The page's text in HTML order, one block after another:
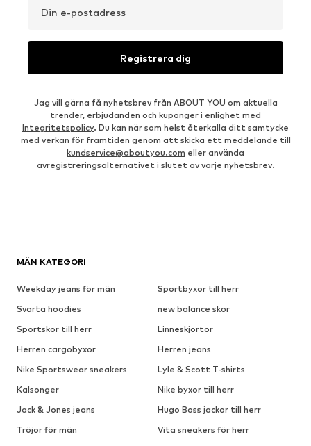
Din e-postadress
Registrera dig
Jag vill gärna få nyhetsbrev från ABOUT YOU om aktuella
trender, erbjudanden och kuponger i enlighet med
Integritetspolicy. Du kan när som helst återkalla ditt samtycke
med verkan för framtiden genom att skicka ett meddelande till
kundservice@aboutyou.com eller använda
avregistreringsalternativet i slutet av varje nyhetsbrev.
MÄN KATEGORI
Weekday jeans för män
Sportbyxor till herr
Svarta hoodies
new balance skor
Sportskor till herr
Linneskjortor
Herren cargobyxor
Herren jeans
Nike Sportswear sneakers
Lyle & Scott T-shirts
Kalsonger
Nike byxor till herr
Jack & Jones jeans
Hugo Boss jackor till herr
Tröjor för män
Vita sneakers för herr